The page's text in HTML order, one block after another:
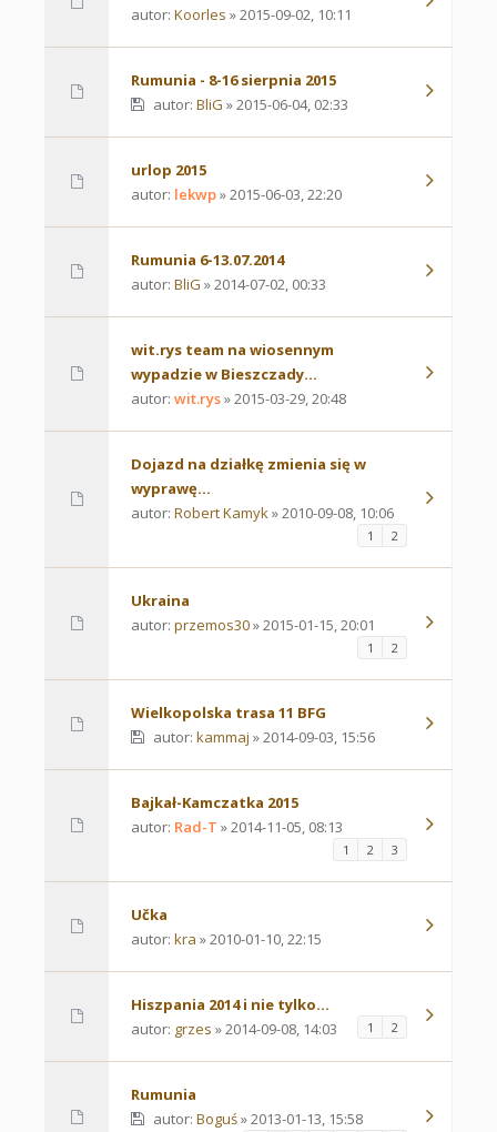
autor: Koorles » 2015-09-02, 10:11
Rumunia - 8-16 sierpnia 2015
autor: BliG » 2015-06-04, 02:33
urlop 2015
autor: lekwp» 2015-06-03, 22:20
Rumunia 6-13.07.2014
autor: BliG » 2014-07-02, 00:33
wit.rys team na wiosennym
wypadzie w Bieszczady...
autor: wit.rys» 2015-03-29, 20:48
Dojazd na działkę zmienia się w
wyprawę...
autor: Robert Kamyk» 2010-09-08, 10:06
1 2
Ukraina
autor: przemos30» 2015-01-15, 20:01
1 2
Wielkopolska trasa 11 BFG
autor: kammaj » 2014-09-03, 15:56
Bajkał-Kamczatka 2015
autor: Rad-T » 2014-11-05, 08:13
1 2 3
Učka
autor: kra » 2010-01-10, 22:15
Hiszpania 2014 i nie tylko...
autor: grzes » 2014-09-08, 14:03 1 2
Rumunia
autor: Boguś» 2013-01-13, 15:58